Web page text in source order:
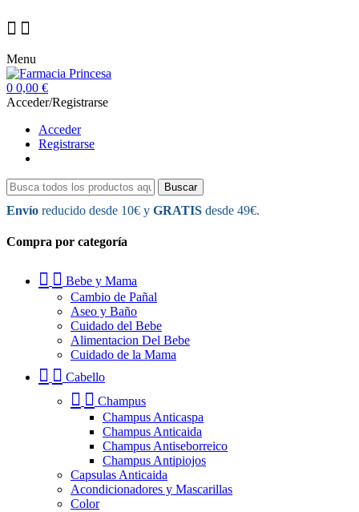
Menu
0 0,00 €
Acceder/Registrarse
Acceder
Registrarse
Buscar
Envío reducido desde 10€ y GRATIS desde 49€.
Compra por categoría
Bebe y Mama
Cambio de Pañal
Aseo y Baño
Cuidado del Bebe
Alimentacion Del Bebe
Cuidado de la Mama
Cabello
Champus
Champus Anticaspa
Champus Anticaida
Champus Antiseborreico
Champus Antipiojos
Capsulas Anticaida
Acondicionadores y Mascarillas
Color